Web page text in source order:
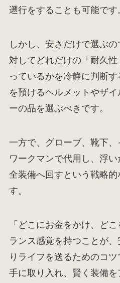
遡行をすることも可能です
しかし、安さだけで選ぶ
対してどれだけの「耐久
っているかを冷静に判断
を預けるヘルメットやザ
ーの品を選ぶべきです。
一方で、グローブ、靴下
ワークマンで代用し、浮
全装備へ回すという戦略
す。
「どこにお金をかけ、ど
ランス感覚を持つことが
りライフを送るためのコ
手に取り入れ、賢く装備